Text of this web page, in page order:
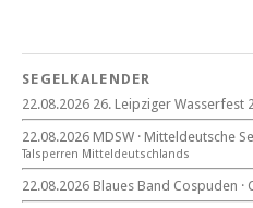
22. August 2026
beim CYCM
für alle Segler am See
Mitteldeutsche Segelwoche
22. – 30. August 2026 in Sachsen ·
SEGELKALENDER
22.08.2026 26. Leipziger Wasserfest
22.08.2026 MDSW · Mitteldeutsche
Tal­sperren Mittel­deut­sch­lands
22.08.2026 Blaues Band Cospuden ·